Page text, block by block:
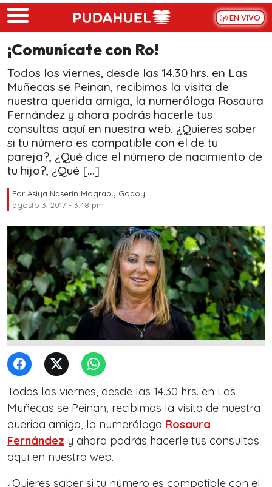
Skip to main content
EN VIVO
¡Comunícate con Ro!
Todos los viernes, desde las 14.30 hrs. en Las
Muñecas se Peinan, recibimos la visita de
nuestra querida amiga, la numeróloga Rosaura
Fernández y ahora podrás hacerle tus
consultas aquí en nuestra web. ¿Quieres saber
si tu número es compatible con el de tu
pareja?, ¿Qué dice el número de nacimiento de
tu hijo?, ¿Qué […]
Por Asiya Naserin Mograby Godoy
agosto 3, 2017 - 3:48 pm
Todos los viernes, desde las 14.30 hrs. en Las
Muñecas se Peinan, recibimos la visita de nuestra
querida amiga, la numeróloga Rosaura
Fernández y ahora podrás hacerle tus consultas
aquí en nuestra web.
¿Quieres saber si tu número es compatible con el